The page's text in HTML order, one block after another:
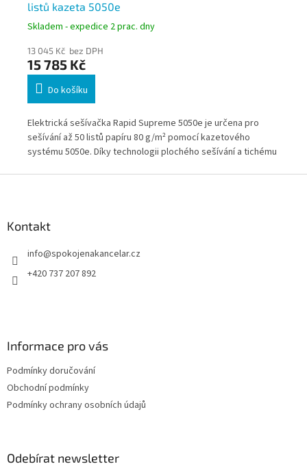
listů kazeta 5050e
Skladem - expedice 2 prac. dny
13 045 Kč bez DPH
15 785 Kč
Do košíku
Elektrická sešívačka Rapid Supreme 5050e je určena pro
sešívání až 50 listů papíru 80 g/m² pomocí kazetového
systému 5050e. Díky technologii plochého sešívání a tichému
Kontakt
info@spokojenakancelar.cz
+420 737 207 892
Informace pro vás
Podmínky doručování
Obchodní podmínky
Podmínky ochrany osobních údajů
Odebírat newsletter